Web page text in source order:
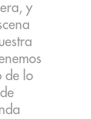
y
de lo